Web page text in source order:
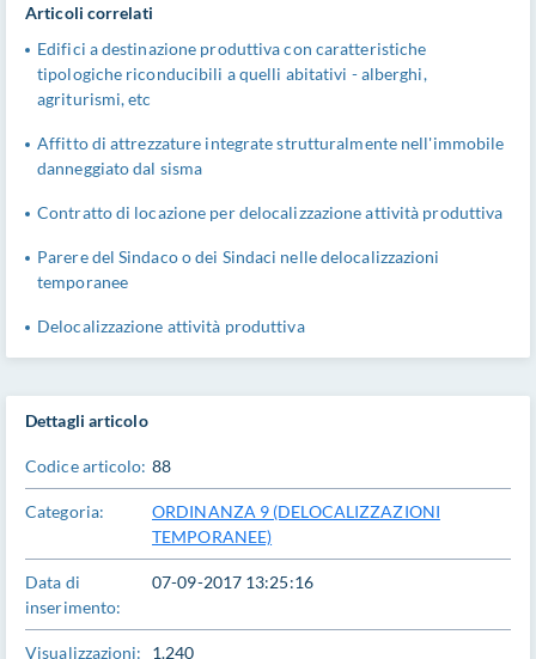
Dettagli articolo
Codice articolo: 88
Categoria:
ORDINANZA 9 (DELOCALIZZAZIONI
TEMPORANEE)
Data di
inserimento:
07-09-2017 13:25:16
Visualizzazioni: 1.240
Articoli correlati
Edifici a destinazione produttiva con caratteristiche
tipologiche riconducibili a quelli abitativi - alberghi,
agriturismi, etc
Affitto di attrezzature integrate strutturalmente nell'immobile
danneggiato dal sisma
Contratto di locazione per delocalizzazione attività produttiva
Parere del Sindaco o dei Sindaci nelle delocalizzazioni
temporanee
Delocalizzazione attività produttiva